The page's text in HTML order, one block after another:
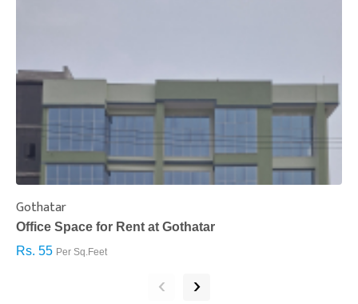
Gothatar
Office Space for Rent at Gothatar
Rs. 55 Per Sq.Feet
‹ ›